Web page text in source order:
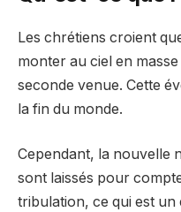
Les chrétiens croient
monter au ciel en
seconde venue. Cette
la fin du monde.
Cependant, la nouvelle
sont laissés pour
tribulation, ce qui est